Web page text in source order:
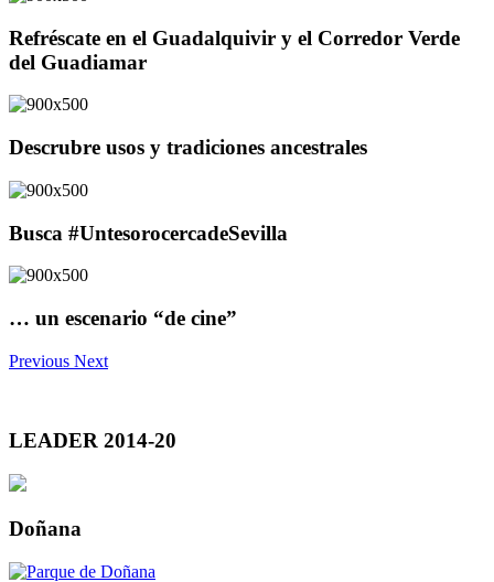
Refréscate en el Guadalquivir y el Corredor Verde
del Guadiamar
Descrubre usos y tradiciones ancestrales
Busca #UntesorocercadeSevilla
… un escenario “de cine”
Previous Next
LEADER 2014-20
Doñana